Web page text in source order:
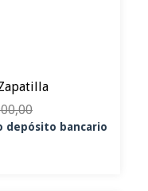
depósito bancario